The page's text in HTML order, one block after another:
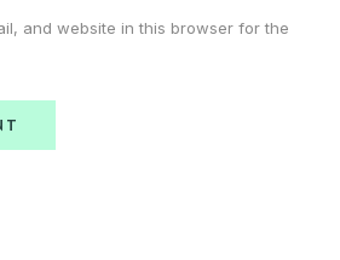
and website in this browser for the